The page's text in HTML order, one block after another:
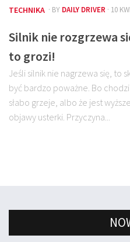
TECHNIKA · BY DAILY DRIVER · 10
Silnik nie rozgrzewa
to grozi!
Jeśli silnik nie nagrzewa się, to
być bardzo poważne. Bo
słabo grzeje, albo że jest
objawy usterki. Przyczyna...